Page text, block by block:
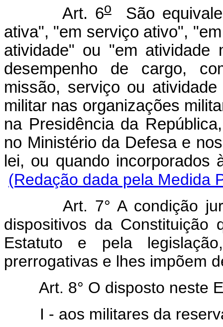
Art. 6oSão
ativa", "em serviço ativo",
atividade" ou "em atividade
desempenho de cargo,
missão, serviço ou
militar nas organizações
na Presidência da
no Ministério da Defesa e
lei, ou quando
(Redação dada pela Medida
Art. 7° A condição
dispositivos da Constituição
Estatuto e pela
prerrogativas e lhes impõem
Art. 8° O disposto neste
I - aos militares da